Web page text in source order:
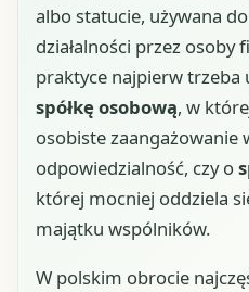
albo statucie, używana
działalności przez osoby
praktyce najpierw trzeba
spółkę osobową, w
osobiste zaangażowanie
odpowiedzialność, czy o
której mocniej oddziela
majątku wspólników.
W polskim obrocie